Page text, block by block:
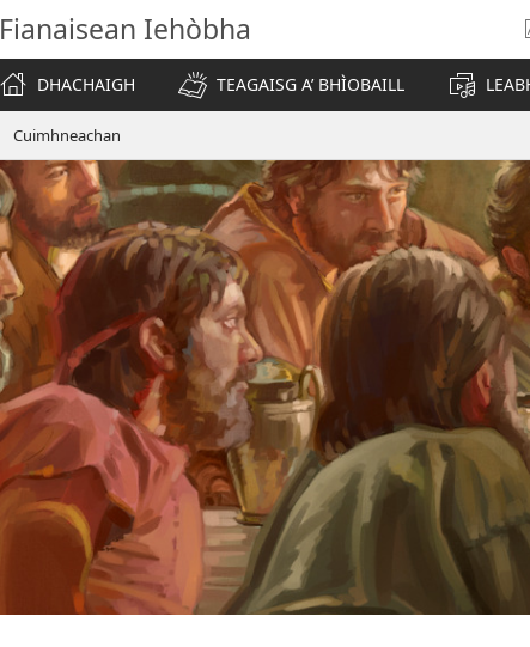
Fianaisean Iehòbha
DHACHAIGH
TEAGAISG A’ BHÌOBAILL
Cuimhneachan